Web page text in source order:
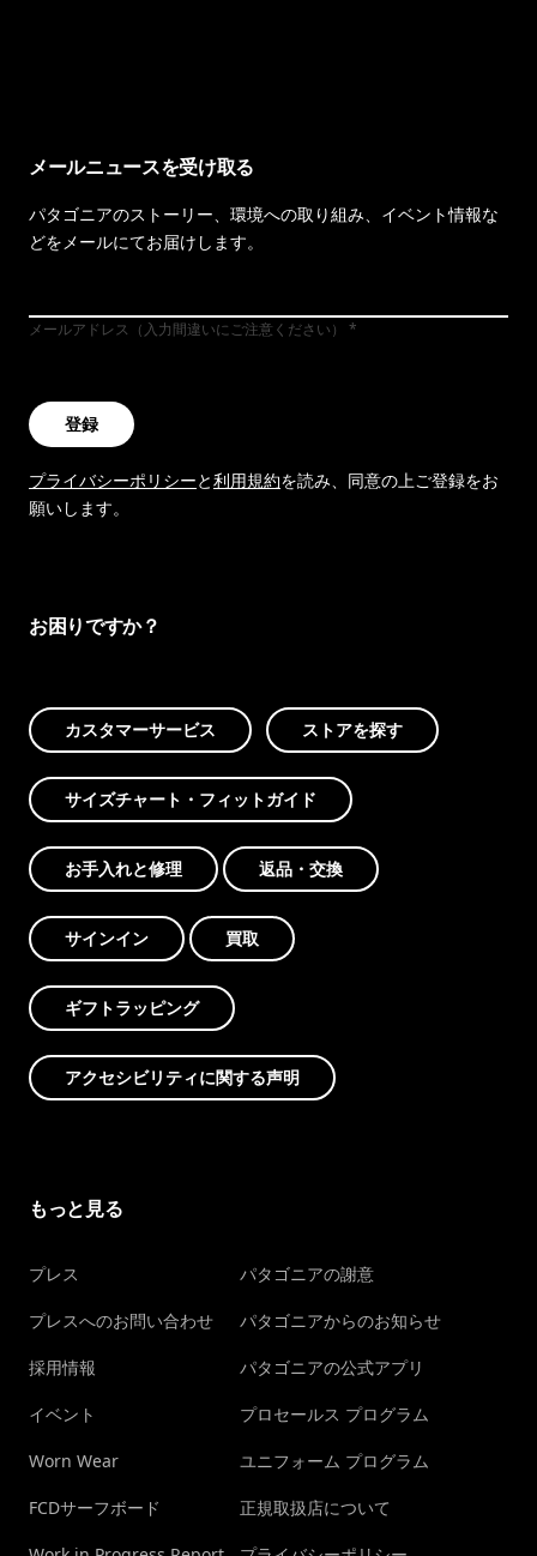
メールニュースを受け取る
パタゴニアのストーリー、環境への取り組み、イベント情報な
どをメールにてお届けします。
メールアドレス（入力間違いにご注意ください）
登録
プライバシーポリシーと利用規約を読み、同意の上ご登録をお
願いします。
お困りですか？
カスタマーサービス ストアを探す
サイズチャート・フィットガイド
お手入れと修理 返品・交換
サインイン 買取
ギフトラッピング
アクセシビリティに関する声明
もっと見る
プレス
プレスへのお問い合わせ
採用情報
イベント
Worn Wear
FCDサーフボード
パタゴニアの謝意
パタゴニアからのお知らせ
パタゴニアの公式アプリ
プロセールス プログラム
ユニフォーム プログラム
正規取扱店について